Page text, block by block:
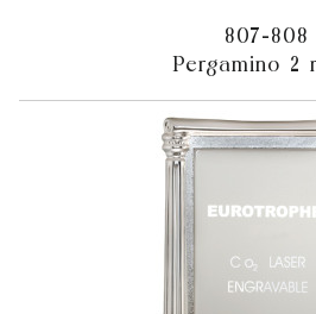
807-808
Pergamino 2